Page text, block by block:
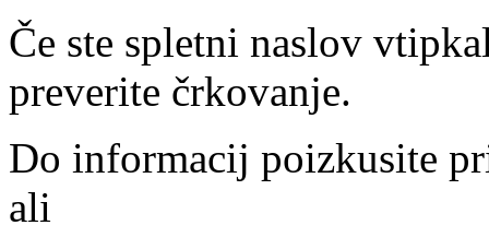
Če ste spletni naslov
preverite črkovanje.
Do informacij poizkusite
ali